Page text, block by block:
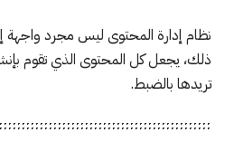
نظام إدارة المحتوى ليس مجرد واجهة
ذلك، يجعل كل المحتوى الذي تقوم
تريدها بالضبط.